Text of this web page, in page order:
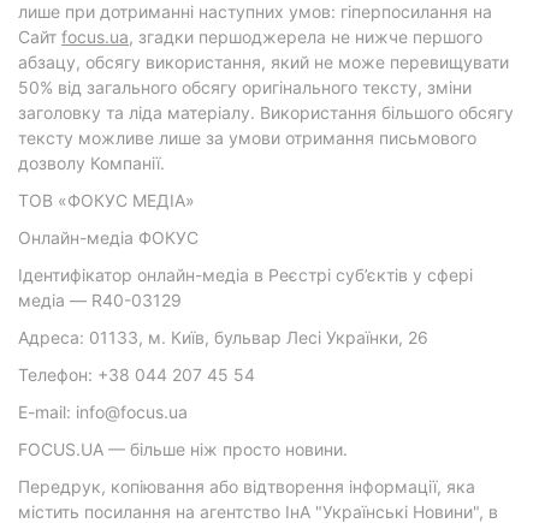
лише при дотриманні наступних умов: гіперпосилання на
Cайт focus.ua, згадки першоджерела не нижче першого
абзацу, обсягу використання, який не може перевищувати
50% від загального обсягу оригінального тексту, зміни
заголовку та ліда матеріалу. Використання більшого обсягу
тексту можливе лише за умови отримання письмового
дозволу Компанії.
ТОВ «ФОКУС МЕДІА»
Онлайн-медіа ФОКУС
Ідентифікатор онлайн-медіа в Реєстрі суб’єктів у сфері
медіа — R40-03129
Адреса: 01133, м. Київ, бульвар Лесі Українки, 26
Телефон: +38 044 207 45 54
E-mail: info@focus.ua
FOCUS.UA — більше ніж просто новини.
Передрук, копіювання або відтворення інформації, яка
містить посилання на агентство ІнА "Українські Новини", в